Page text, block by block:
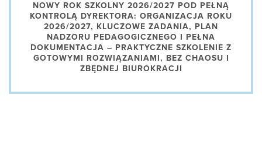
NOWY ROK SZKOLNY 2026/2027 POD PEŁNĄ
KONTROLĄ DYREKTORA: ORGANIZACJA ROKU
2026/2027, KLUCZOWE ZADANIA, PLAN
NADZORU PEDAGOGICZNEGO I PEŁNA
DOKUMENTACJA – PRAKTYCZNE SZKOLENIE Z
GOTOWYMI ROZWIĄZANIAMI, BEZ CHAOSU I
ZBĘDNEJ BIUROKRACJI